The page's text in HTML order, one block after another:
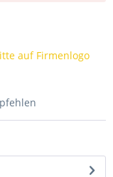
auf Firmenlogo